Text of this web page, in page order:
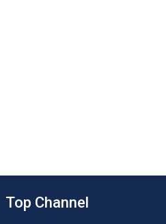
Top Channel